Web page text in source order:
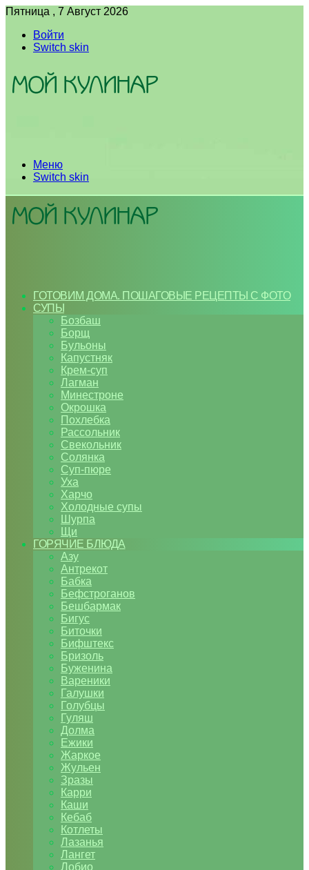
Пятница , 7 Август 2026
Войти
Switch skin
Меню
Switch skin
ГОТОВИМ ДОМА. ПОШАГОВЫЕ РЕЦЕПТЫ С ФОТО
СУПЫ
Бозбаш
Борщ
Бульоны
Капустняк
Крем-суп
Лагман
Минестроне
Окрошка
Похлебка
Рассольник
Свекольник
Солянка
Суп-пюре
Уха
Харчо
Холодные супы
Шурпа
Щи
ГОРЯЧИЕ БЛЮДА
Азу
Антрекот
Бабка
Бефстроганов
Бешбармак
Бигус
Биточки
Бифштекс
Бризоль
Буженина
Вареники
Галушки
Голубцы
Гуляш
Долма
Ежики
Жаркое
Жульен
Зразы
Карри
Каши
Кебаб
Котлеты
Лазанья
Лангет
Лобио